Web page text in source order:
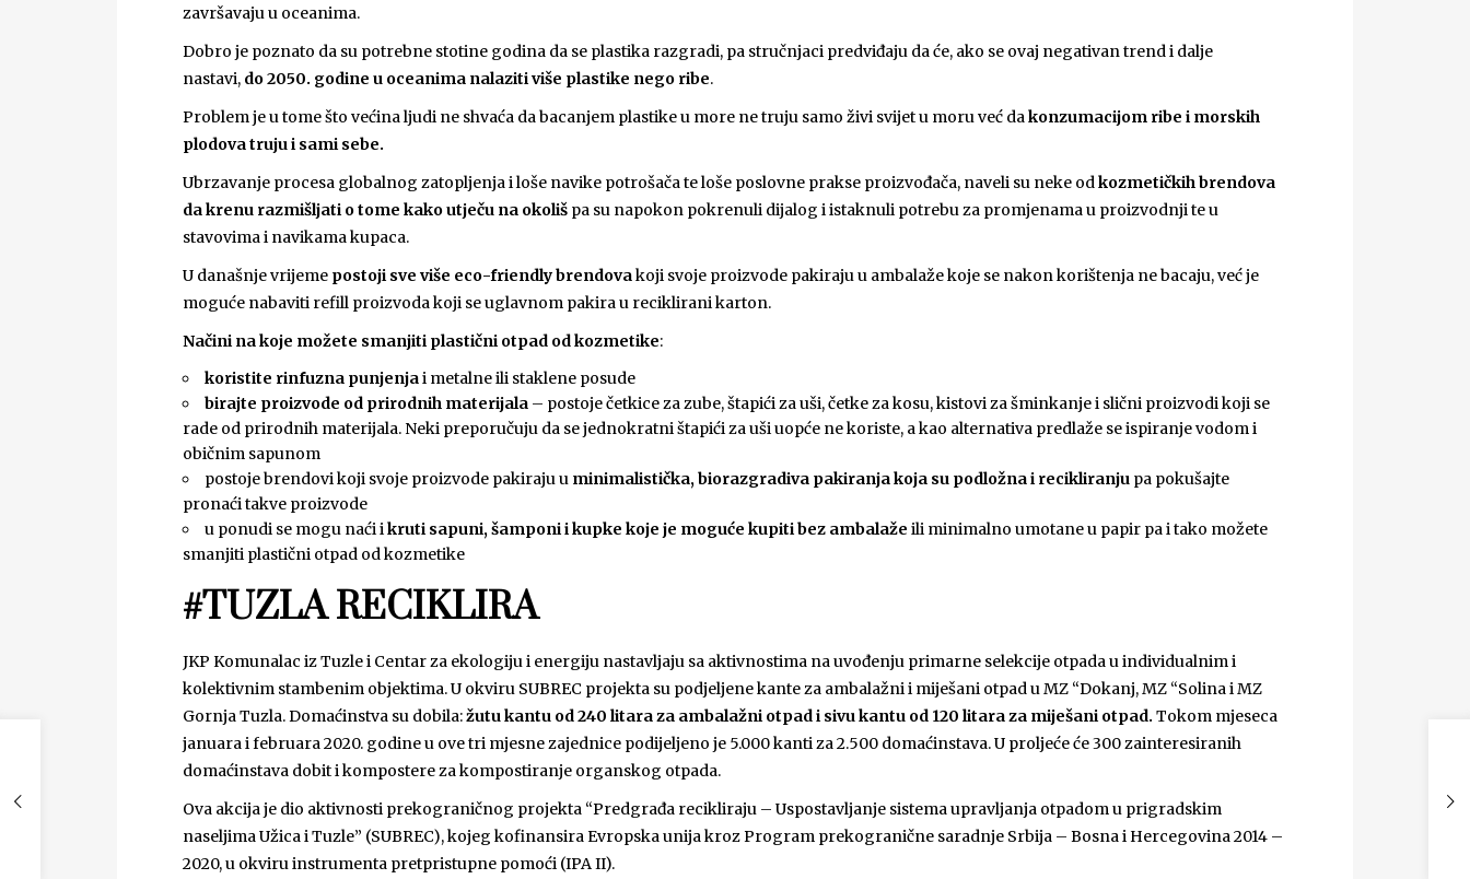
završavaju u oceanima.
Dobro je poznato da su potrebne stotine godina da se plastika razgradi, pa stručnjaci predviđaju da će, ako se ovaj negativan trend i dalje
nastavi, do 2050. godine u oceanima nalaziti više plastike nego ribe.
Problem je u tome što većina ljudi ne shvaća da bacanjem plastike u more ne truju samo živi svijet u moru već dakonzumacijom ribe i morskih
plodova truju i sami sebe.
Ubrzavanje procesa globalnog zatopljenja i loše navike potrošača te loše poslovne prakse proizvođača, naveli su neke odkozmetičkih brendova
da krenu razmišljati o tome kako utječu na okoliš pa su napokon pokrenuli dijalog i istaknuli potrebu za promjenama u proizvodnji te u
stavovima i navikama kupaca.
U današnje vrijeme postoji sve više eco-friendly brendovakoji svoje proizvode pakiraju u ambalaže koje se nakon korištenja ne bacaju, već je
moguće nabaviti refill proizvoda koji se uglavnom pakira u reciklirani karton.
Načini na koje možete smanjiti plastični otpad od kozmetike:
koristite rinfuzna punjenjai metalne ili staklene posude
birajte proizvode od prirodnih materijala – postoje četkice za zube, štapići za uši, četke za kosu, kistovi za šminkanje i slični proizvodi koji se
rade od prirodnih materijala. Neki preporučuju da se jednokratni štapići za uši uopće ne koriste, a kao alternativa predlaže se ispiranje vodom i
običnim sapunom
postoje brendovi koji svoje proizvode pakiraju u minimalistička, biorazgradiva pakiranja koja su podložna i recikliranju pa pokušajte
pronaći takve proizvode
u ponudi se mogu naći ikruti sapuni, šamponi i kupke koje je moguće kupiti bez ambalaže ili minimalno umotane u papir pa i tako možete
smanjiti plastični otpad od kozmetike
#TUZLA RECIKLIRA
JKP Komunalac iz Tuzle i Centar za ekologiju i energiju nastavljaju sa aktivnostima na uvođenju primarne selekcije otpada u individualnim i
kolektivnim stambenim objektima. U okviru SUBREC projekta su podjeljene kante za ambalažni i miješani otpad u MZ “Dokanj, MZ “Solina i MZ
Gornja Tuzla. Domaćinstva su dobila:žutu kantu od 240 litara za ambalažni otpad i sivu kantu od 120 litara za miješani otpad. Tokom mjeseca
januara i februara 2020. godine u ove tri mjesne zajednice podijeljeno je 5.000 kanti za 2.500 domaćinstava. U proljeće će 300 zainteresiranih
domaćinstava dobit i kompostere za kompostiranje organskog otpada.
Ova akcija je dio aktivnosti prekograničnog projekta “Predgrađa recikliraju – Uspostavljanje sistema upravljanja otpadom u prigradskim
naseljima Užica i Tuzle” (SUBREC), kojeg kofinansira Evropska unija kroz Program prekogranične saradnje Srbija – Bosna i Hercegovina 2014 –
2020, u okviru instrumenta pretpristupne pomoći (IPA II).